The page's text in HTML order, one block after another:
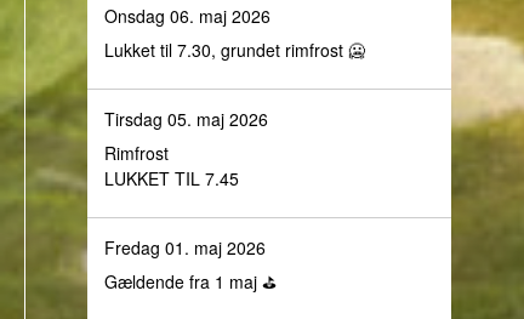
Onsdag 06. maj 2026
Lukket til 7.30, grundet rimfrost 🥶
Tirsdag 05. maj 2026
Rimfrost
LUKKET TIL 7.45
Fredag 01. maj 2026
Gældende fra 1 maj ⛳️